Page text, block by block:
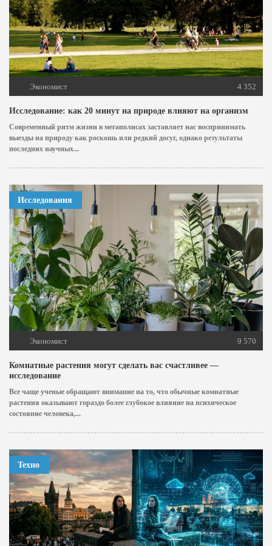
Экономист 4 352
Исследование: как 20 минут на природе влияют на организм
Современный ритм жизни в мегаполисах заставляет нас воспринимать
выезды на природу как роскошь или редкий досуг, однако результаты
последних научных...
Исследования
Экономист 9 570
Комнатные растения могут сделать вас счастливее —
исследование
Все чаще ученые обращают внимание на то, что обычные комнатные
растения оказывают гораздо более глубокое влияние на психическое
состояние человека,...
Техно